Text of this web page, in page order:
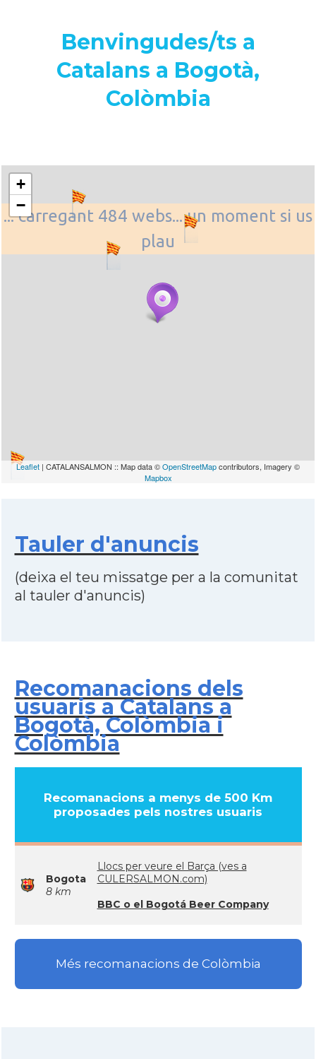
Benvingudes/ts a
Catalans a Bogotà,
Colòmbia
... carregant 484 webs... un moment si us
plau
+
−
Leaflet | CATALANSALMON :: Map data ©OpenStreetMapcontributors, Imagery ©
Mapbox
Tauler d'anuncis
(deixa el teu missatge per a la comunitat
al tauler d'anuncis)
Recomanacions dels
usuaris a Catalans a
Bogotà, Colòmbia i
Colòmbia
Recomanacions a menys de 500 Km
proposades pels nostres usuaris
Bogota
8 km
Llocs per veure el Barça (ves a
CULERSALMON.com)
BBC o el Bogotá Beer Company
Més recomanacions de Colòmbia